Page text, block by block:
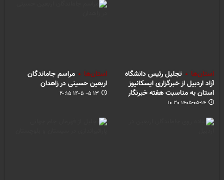
استان‌ها
تجلیل رئیس دانشگاه
آزاد اردبیل از خبرگزاری ایسکانیوز
استان به مناسبت هفته خبرنگار
۱۴۰۵-۰۵-۱۴ ۱۰:۳۰
استان‌ها
مراسم جاماندگان
اربعین حسینی در زاهدان
۱۴۰۵-۰۵-۱۳ ۲۰:۱۵